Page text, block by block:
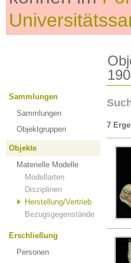
Sammlungen
Sammlungen
Objektgruppen
Objekte
Materielle Modelle
Modellarten
Disziplinen
Herstellung/Vertrieb
Bezugsgegenstände
Erschließung
Personen
7